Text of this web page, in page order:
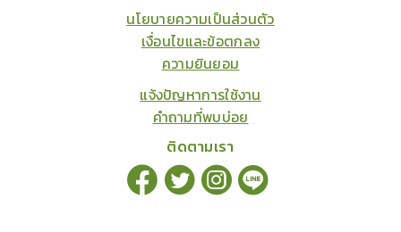
นโยบายความเป็นส่วนตัว
เงื่อนไขและข้อตกลง
ความยินยอม
แจ้งปัญหาการใช้งาน
คำถามที่พบบ่อย
ติดตามเรา